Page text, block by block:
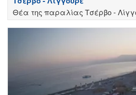
Θέα της παραλίας Τσέρβο -